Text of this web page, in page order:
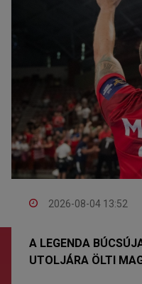
2026-08-04 13:52
A LEGENDA
UTOLJÁRA ÖLTI